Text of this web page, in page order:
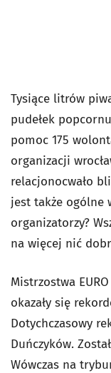
Tysiące litrów
pudełek
pomoc 175
organizacji
relacjonocwało
jest także ogólne
organizatorzy?
na więcej nić
Mistrzostwa
okazały się
Dotychczasowy
Duńczyków.
Wówczas na